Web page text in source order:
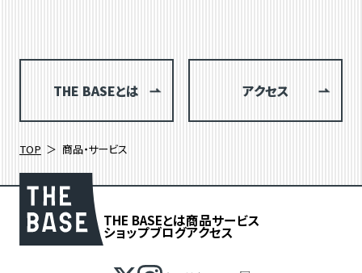
THE BASEとは アクセス
TOP 商品・サービス
THE BASEとは商品サービス
ショップブログアクセス